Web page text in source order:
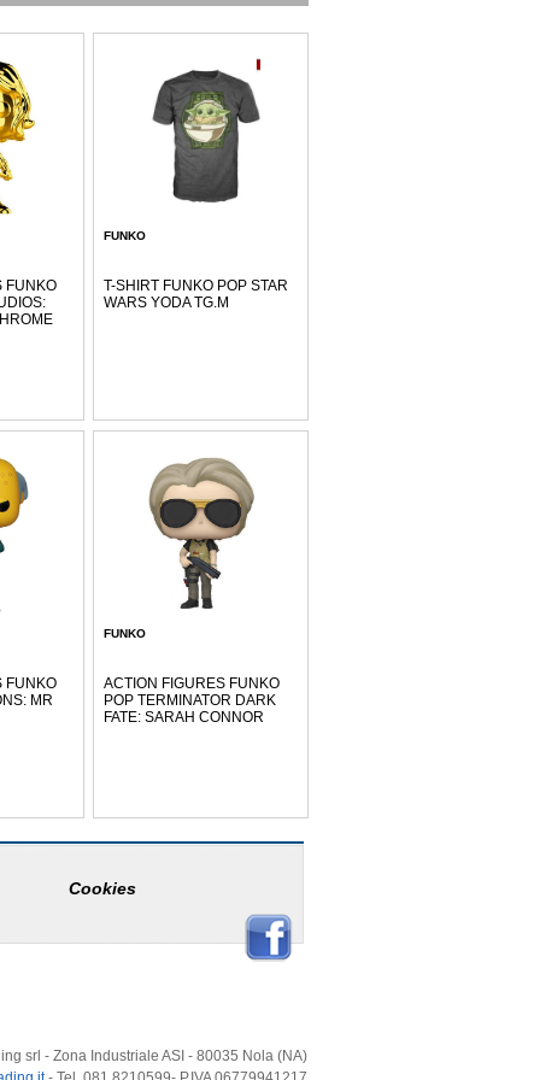
FUNKO
FUNKO
T-SHIRT FUNKO POP STAR
WARS YODA TG.M
FUNKO
MR
FUNKO
ACTION FIGURES FUNKO
POP TERMINATOR DARK
FATE: SARAH CONNOR
Cookies
srl - Zona Industriale ASI - 80035 Nola (NA)